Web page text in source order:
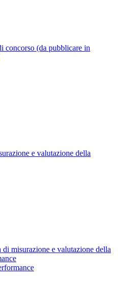
concorso (da pubblicare in
e valutazione della
di misurazione e valutazione della